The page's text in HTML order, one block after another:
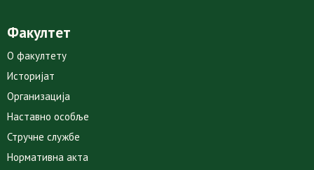
Факултет
О факултету
Историјат
Организација
Наставно особље
Стручне службе
Нормативна акта